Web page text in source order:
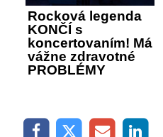
Rocková legenda
KONČÍ s
koncertovaním! Má
vážne zdravotné
PROBLÉMY